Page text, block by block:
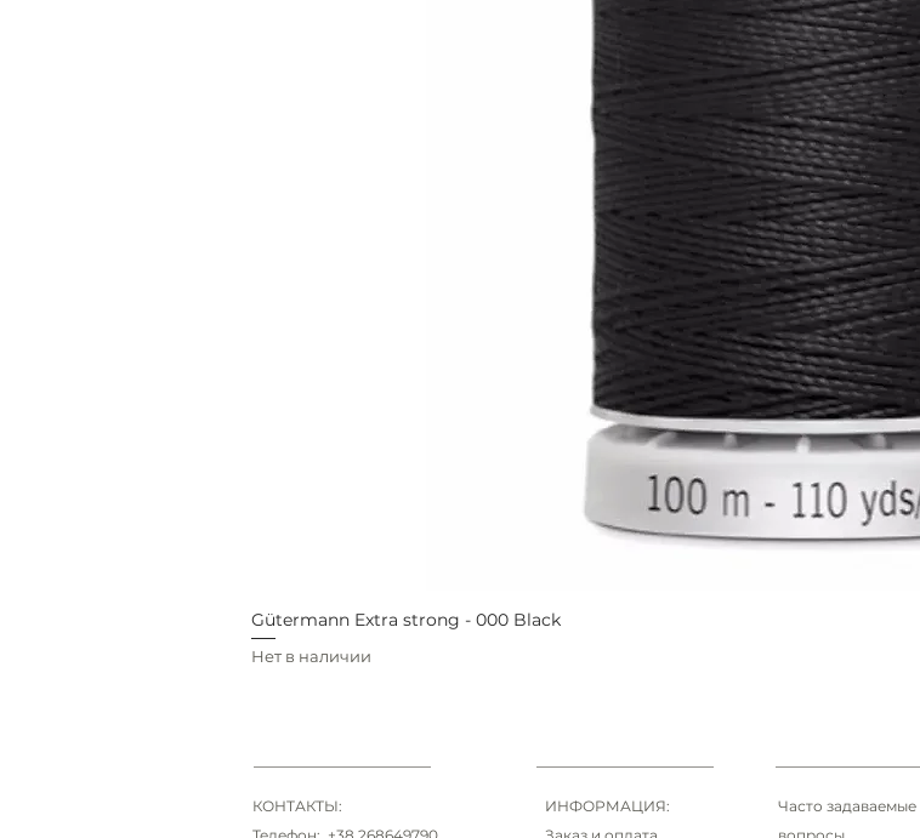
Gütermann Extra strong - 000 Black
Нет в наличии
КОНТАКТЫ:
ИНФОРМАЦИЯ:
Часто задаваемые